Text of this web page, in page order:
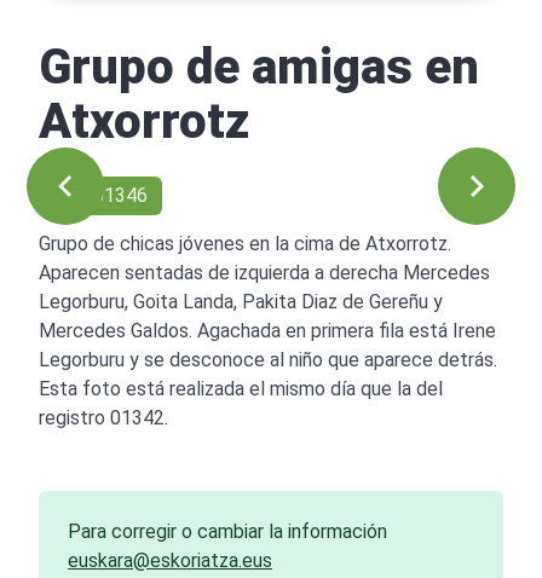
Grupo de amigas en
Atxorrotz
Ref: 01346
Grupo de chicas jóvenes en la cima de Atxorrotz.
Aparecen sentadas de izquierda a derecha Mercedes
Legorburu, Goita Landa, Pakita Diaz de Gereñu y
Mercedes Galdos. Agachada en primera fila está Irene
Legorburu y se desconoce al niño que aparece detrás.
Esta foto está realizada el mismo día que la del
registro 01342.
Para corregir o cambiar la información
euskara@eskoriatza.eus